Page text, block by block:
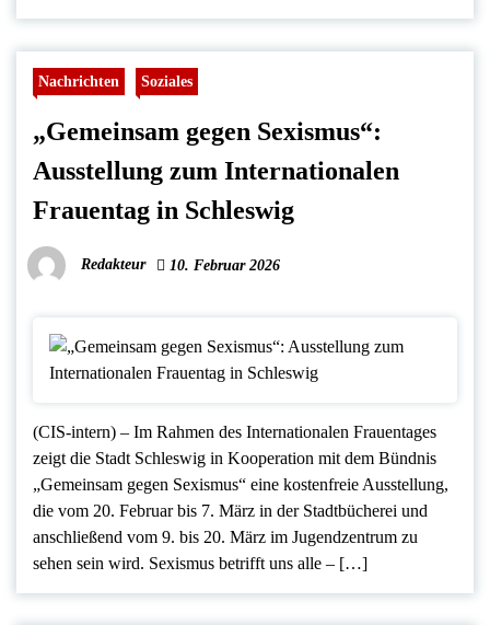
Nachrichten Soziales
„Gemeinsam gegen Sexismus“:
Ausstellung zum Internationalen
Frauentag in Schleswig
Redakteur 10. Februar 2026
(CIS-intern) – Im Rahmen des Internationalen Frauentages
zeigt die Stadt Schleswig in Kooperation mit dem Bündnis
„Gemeinsam gegen Sexismus“ eine kostenfreie Ausstellung,
die vom 20. Februar bis 7. März in der Stadtbücherei und
anschließend vom 9. bis 20. März im Jugendzentrum zu
sehen sein wird. Sexismus betrifft uns alle – […]